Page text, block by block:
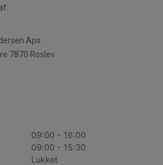
Aps.
7870 Roslev
09:00 - 16:00
09:00 - 15:30
Lukket